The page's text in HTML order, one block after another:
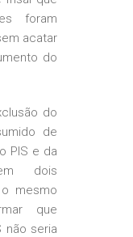
foram
acatar
do
do
de
PIS e da
dois
mesmo
que
não seria